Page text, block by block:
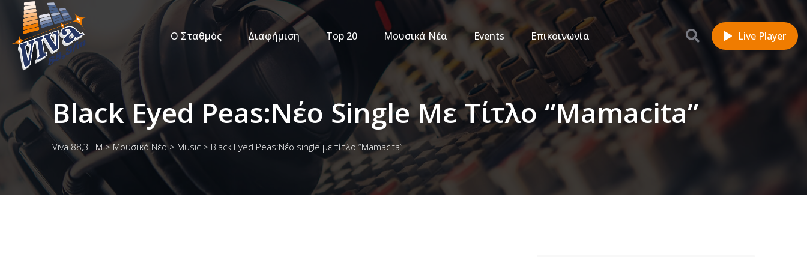
Ο Σταθμός Διαφήμιση Top 20 Μουσικά Νέα Events Επικοινωνία Live Player
Black Eyed Peas:Νέο Single Με Τίτλο “Mamacita”
Viva 88,3 FM>Μουσικά Νέα> Music > Black Eyed Peas:Νέο single με τίτλο “Mamacita”